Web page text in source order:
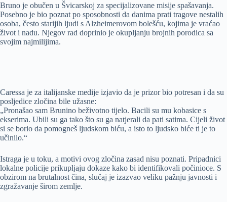
Bruno je obučen u Švicarskoj za specijalizovane misije spašavanja.
Posebno je bio poznat po sposobnosti da danima prati tragove nestalih
osoba, često starijih ljudi s Alzheimerovom bolešću, kojima je vraćao
život i nadu. Njegov rad doprinio je okupljanju brojnih porodica sa
svojim najmilijima.
Caressa je za italijanske medije izjavio da je prizor bio potresan i da su
posljedice zločina bile užasne:
„Pronašao sam Brunino beživotno tijelo. Bacili su mu kobasice s
ekserima. Ubili su ga tako što su ga natjerali da pati satima. Cijeli život
si se borio da pomogneš ljudskom biću, a isto to ljudsko biće ti je to
učinilo.“
Istraga je u toku, a motivi ovog zločina zasad nisu poznati. Pripadnici
lokalne policije prikupljaju dokaze kako bi identifikovali počinioce. S
obzirom na brutalnost čina, slučaj je izazvao veliku pažnju javnosti i
zgražavanje širom zemlje.